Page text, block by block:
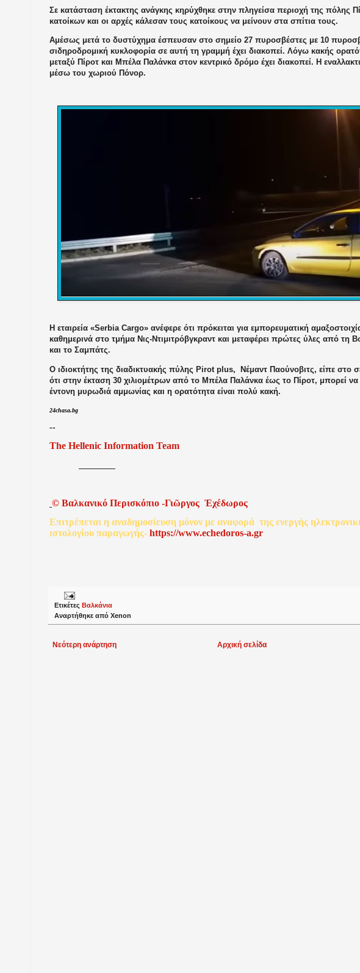
Σε κατάσταση έκτακτης ανάγκης κηρύχθηκε στην πληγείσα περιοχή της πόλης
κατοίκων και οι αρχές κάλεσαν τους κατοίκους να μείνουν στα σπίτια τους.
Αμέσως μετά το δυστύχημα έσπευσαν στο σημείο 27 πυροσβέστες με 10
σιδηροδρομική κυκλοφορία σε αυτή τη γραμμή έχει διακοπεί. Λόγω κακής
μεταξύ Πίροτ και Μπέλα Παλάνκα στον κεντρικό δρόμο έχει διακοπεί. Η
μέσω του χωριού Πόνορ.
Η εταιρεία «Serbia Cargo» ανέφερε ότι πρόκειται για εμπορευματική
καθημερινά στο τμήμα Νις-Ντιμιτρόβγκραντ και μεταφέρει πρώτες ύλες από τη
και το Σαμπάτς.
Ο ιδιοκτήτης της διαδικτυακής πύλης Pirot plus, Νέμαντ Παούνοβιτς, είπε στο
ότι στην έκταση 30 χιλιομέτρων από το Μπέλα Παλάνκα έως το Πίροτ, μπορεί να
έντονη μυρωδιά αμμωνίας και η ορατότητα είναι πολύ κακή.
24chasa.bg
--
The Hellenic Information Team
© Βαλκανικό Περισκόπιο -Γιῶργος Ἐχέδωρος
Επιτρέπεται η αναδημοσίευση μόνον με αναφορά της ενεργής
ιστολογίου παραγωγής- https://www.echedoros-a.gr
Ετικέτες Βαλκάνια
Αναρτήθηκε από Xenon
Νεότερη ανάρτηση Αρχική σελίδα